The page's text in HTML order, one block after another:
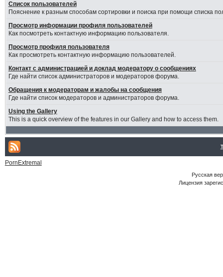
Список пользователей
Пояснение к разным способам сортировки и поиска при помощи списка
Просмотр информации профиля пользователей
Как посмотреть контактную информацию пользователя.
Просмотр профиля пользователя
Как просмотреть контактную информацию пользователей.
Контакт с администрацией и доклад модератору о сообщениях
Где найти список администраторов и модераторов форума.
Обращения к модераторам и жалобы на сообщения
Где найти список модераторов и администраторов форума.
Using the Gallery
This is a quick overview of the features in our Gallery and how to access them.
PornExtremal
Русская
Лицензия